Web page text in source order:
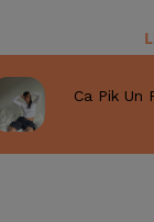
Ca Pik Un